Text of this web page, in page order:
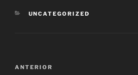
CATEGORÍAS
UNCATEGORIZED
Navegación
Entrada
ANTERIOR